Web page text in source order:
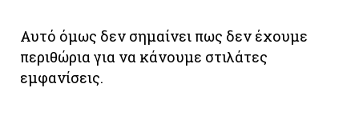
Αυτό όμως δεν σημαίνει πως δεν έχουμε
περιθώρια για να κάνουμε στιλάτες
εμφανίσεις.